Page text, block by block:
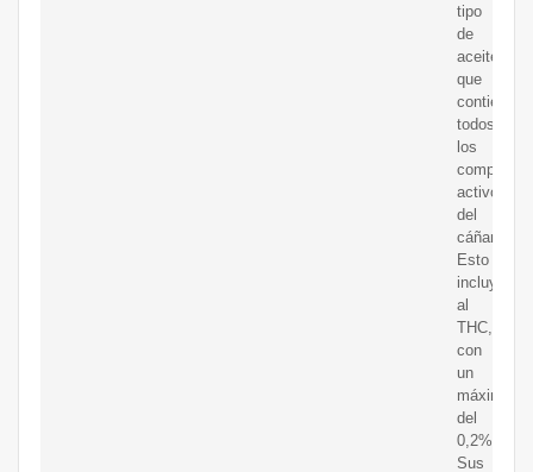
tipo
de
aceite
que
contiene
todos
los
activos
del
cáñamo.
Esto
incluye
al
THC,
con
un
máximo
del
0,2%.
Sus